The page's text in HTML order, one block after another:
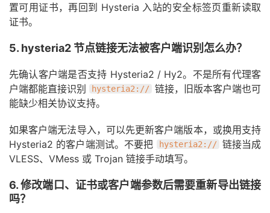
置可用证书，再回到 Hysteria 入站的安全标签页重新读取
证书。
5. hysteria2 节点链接无法被客户端识别怎么办？
先确认客户端是否支持 Hysteria2 / Hy2。不是所有代理客
户端都能直接识别
hysteria2:// 链接，旧版本客户端也可
能缺少相关协议支持。
如果客户端无法导入，可以先更新客户端版本，或换用支持
Hysteria2 的客户端测试。不要把
hysteria2:// 链接当成
VLESS、VMess 或 Trojan 链接手动填写。
6. 修改端口、证书或客户端参数后需要重新导出链接
吗？